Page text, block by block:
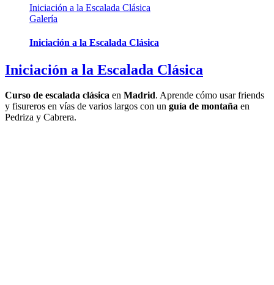
Iniciación a la Escalada Clásica
Galería
Iniciación a la Escalada Clásica
Iniciación a la Escalada Clásica
Curso de escalada clásica en Madrid. Aprende cómo usar friends
y fisureros en vías de varios largos con un guía de montaña en
Pedriza y Cabrera.